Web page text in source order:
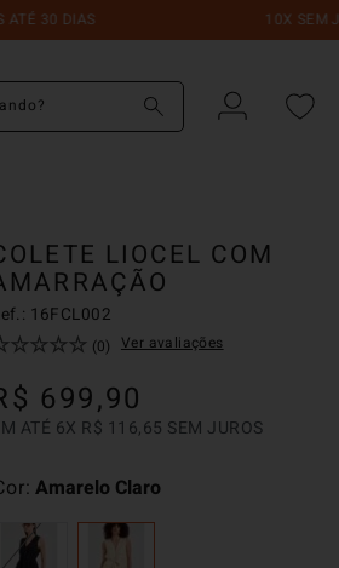
DIAS 10X SEM JUROS
LIOCEL COM
16FCL002
☆☆☆☆ (0) Ver avaliações
699,90
ATÉ 6X R$ 116,65 SEM JUROS
Amarelo Claro